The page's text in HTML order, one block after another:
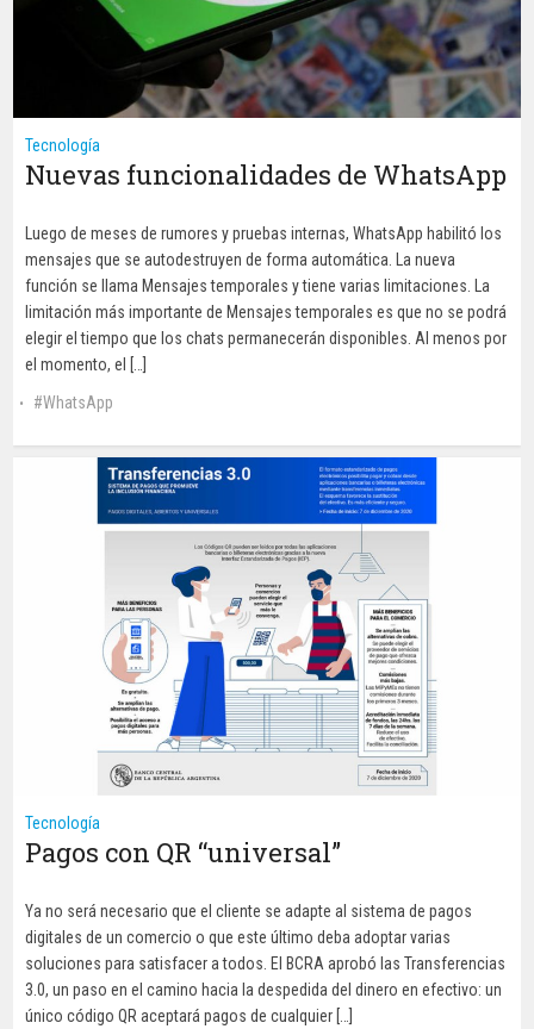
Tecnología
Nuevas funcionalidades de WhatsApp
Luego de meses de rumores y pruebas internas, WhatsApp habilitó los
mensajes que se autodestruyen de forma automática. La nueva
función se llama Mensajes temporales y tiene varias limitaciones. La
limitación más importante de Mensajes temporales es que no se podrá
elegir el tiempo que los chats permanecerán disponibles. Al menos por
el momento, el […]
WhatsApp
Tecnología
Pagos con QR “universal”
Ya no será necesario que el cliente se adapte al sistema de pagos
digitales de un comercio o que este último deba adoptar varias
soluciones para satisfacer a todos. El BCRA aprobó las Transferencias
3.0, un paso en el camino hacia la despedida del dinero en efectivo: un
único código QR aceptará pagos de cualquier […]